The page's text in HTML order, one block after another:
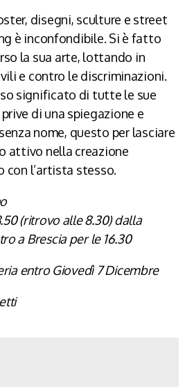
disegni, sculture e street
è inconfondibile. Si è fatto
la sua arte, lottando in
e contro le discriminazioni.
significato di tutte le sue
di una spiegazione e
nome, questo per lasciare
attivo nella creazione
con l’artista stesso.
(ritrovo alle 8.30) dalla
a Brescia per le 16.30
entro Giovedì 7 Dicembre